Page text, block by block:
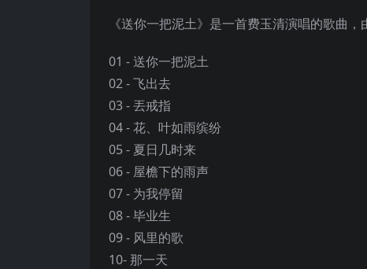
《送你一把泥土》是一首费玉清演唱的歌曲
01 - 送你一把泥土
02 - 飞出去
03 - 丟戒指
04 - 花、叶如雨缤纷
05 - 夏日几时来
06 - 屋檐下的雨声
07 - 为我停留
08 - 毕业生
09 - 风里的歌
10- 那一天